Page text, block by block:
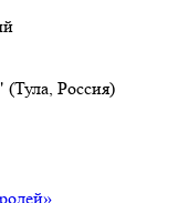
Россия)